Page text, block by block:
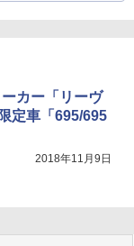
カー「リーヴ
定車「695/695
2018年11月9日